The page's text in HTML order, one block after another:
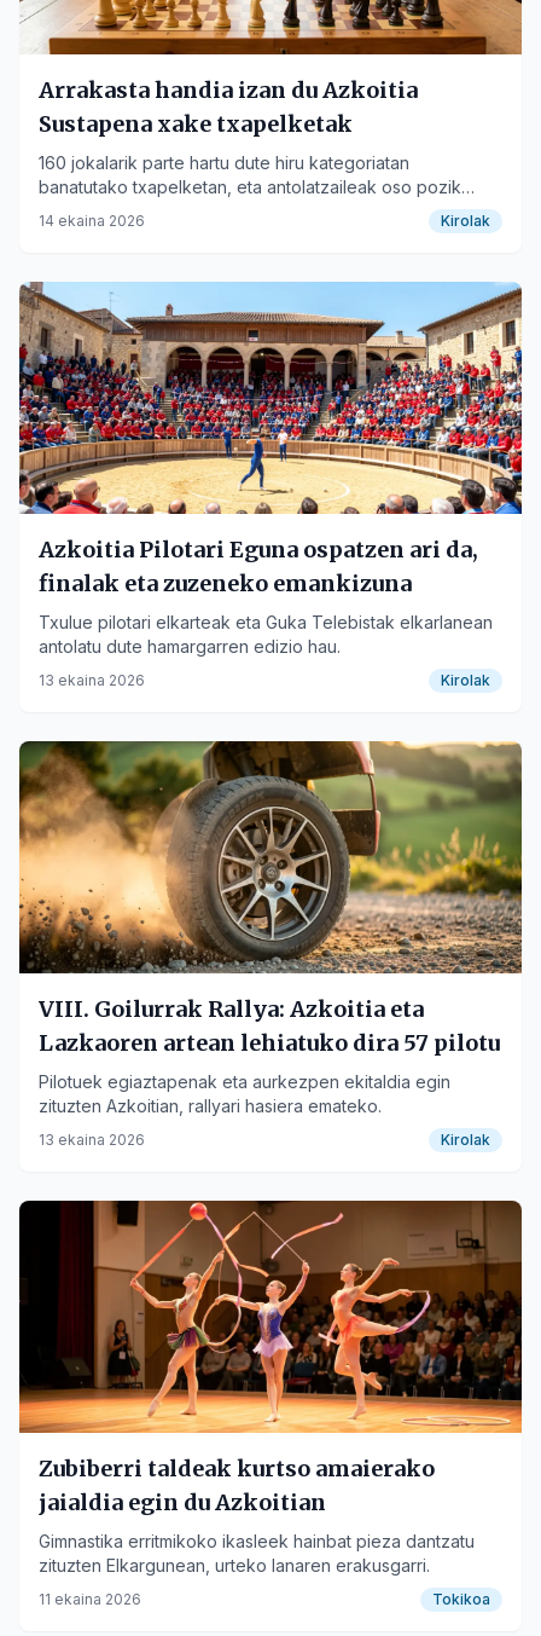
Arrakasta handia izan du Azkoitia
Sustapena xake txapelketak
160 jokalarik parte hartu dute hiru kategoriatan
banatutako txapelketan, eta antolatzaileak oso pozik
agertu dira.
14 ekaina 2026 Kirolak
Azkoitia Pilotari Eguna ospatzen ari da,
finalak eta zuzeneko emankizuna
Txulue pilotari elkarteak eta Guka Telebistak elkarlanean
antolatu dute hamargarren edizio hau.
13 ekaina 2026 Kirolak
VIII. Goilurrak Rallya: Azkoitia eta
Lazkaoren artean lehiatuko dira 57 pilotu
Pilotuek egiaztapenak eta aurkezpen ekitaldia egin
zituzten Azkoitian, rallyari hasiera emateko.
13 ekaina 2026 Kirolak
Zubiberri taldeak kurtso amaierako
jaialdia egin du Azkoitian
Gimnastika erritmikoko ikasleek hainbat pieza dantzatu
zituzten Elkargunean, urteko lanaren erakusgarri.
11 ekaina 2026 Tokikoa